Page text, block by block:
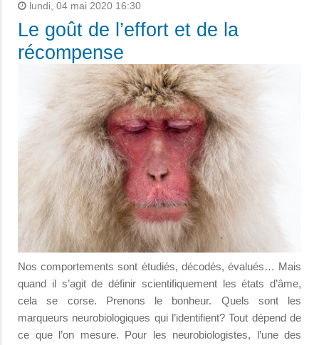
lundi, 04 mai 2020 16:30
Le goût de l’effort et de la
récompense
Nos comportements sont étudiés, décodés, évalués… Mais
quand il s’agit de définir scientifiquement les états d’âme,
cela se corse. Prenons le bonheur. Quels sont les
marqueurs neurobiologiques qui l’identifient? Tout dépend de
ce que l’on mesure. Pour les neurobiologistes, l’une des